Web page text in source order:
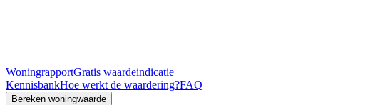
WoningrapportGratis waardeindicatie
KennisbankHoe werkt de waardering?FAQ
Bereken woningwaarde